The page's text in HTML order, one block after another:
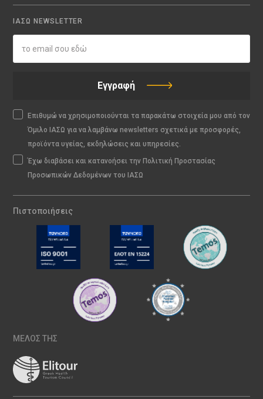
ΙΑΣΩ NEWSLETTER
Εγγραφή
Επιθυμώ να χρησιμοποιούνται τα παρακάτω στοιχεία μου από τον
Όμιλο ΙΑΣΩ για να λαμβάνω newsletters σχετικά με προσφορές,
προϊόντα υγείας, εκδηλώσεις και υπηρεσίες.
Έχω διαβάσει και κατανοήσει την Πολιτική Προστασίας
Προσωπικών Δεδομένων του ΙΑΣΩ
Πιστοποιήσεις
ΜΕΛΟΣ ΤΗΣ